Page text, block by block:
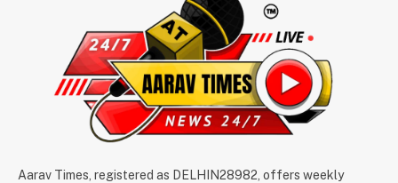
Aarav Times, registered as DELHIN28982, offers weekly